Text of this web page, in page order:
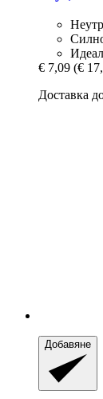
€ 7,09 (€
Доставка
Добавяне